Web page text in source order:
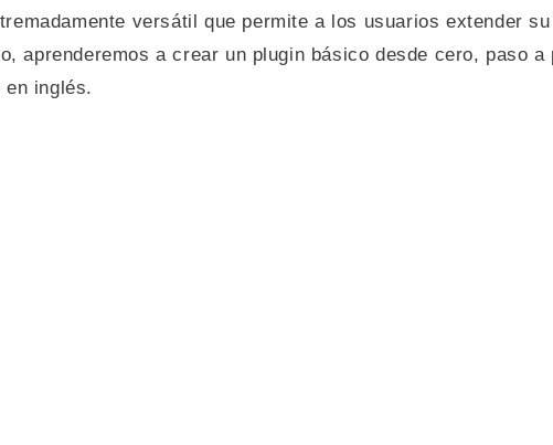
versátil que permite a los usuarios extender
aprenderemos a crear un plugin básico desde cero, paso a
en inglés.